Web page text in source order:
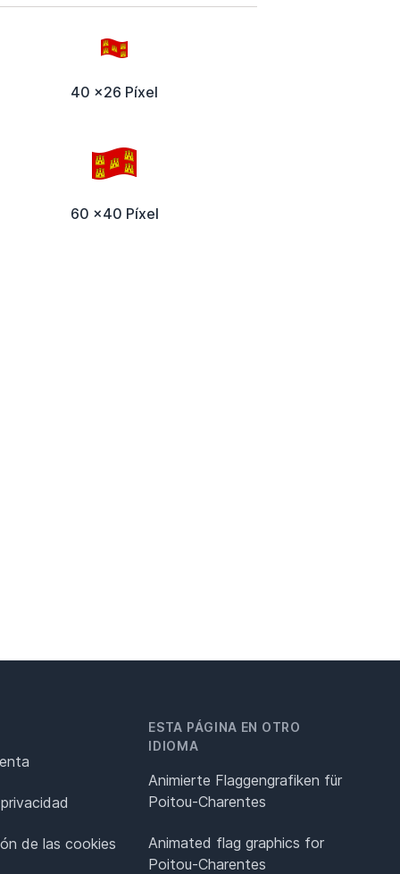
40 x26 Píxel
60 x40 Píxel
de las cookies
ESTA PÁGINA EN OTRO
IDIOMA
Animierte Flaggengrafiken für
Poitou-Charentes
Animated flag graphics for
Poitou-Charentes